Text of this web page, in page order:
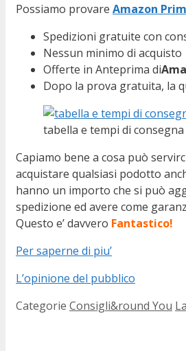
Possiamo provare Amazon
Spedizioni gratuite con
Nessun minimo di acquisto
Offerte in Anteprima di
Dopo la prova gratuita, la
tabella e tempi di consegna
Capiamo bene a cosa può
acquistare qualsiasi podotto
hanno un importo che si può
spedizione ed avere come
Questo e’ davvero Fantastico!
Per saperne di piu’
L’opinione del pubblico
Categorie Consigli&round You